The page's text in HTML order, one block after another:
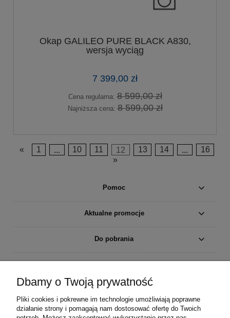
Okap GALILEO PURE BLACK A830,
wersja wyciąg
7 399,00 zł
Cena regularna:8 599,00 zł
Najniższa cena:8 599,00 zł
« 1 ... 10 11 12 13 14 ...
16
»
Pomoc
Aktualne promocje
Do pobrania
Płatności i dostawa
Informacje
Dbamy o Twoją prywatność
Pliki cookies i pokrewne im technologie umożliwiają poprawne
działanie strony i pomagają nam dostosować ofertę do Twoich